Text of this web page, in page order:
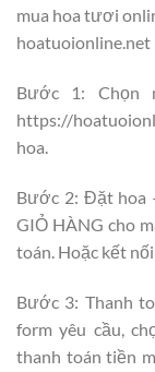
mua hoa tươi
hoatuoionline.net
Bước 1: Chọn
https://
hoa.
Bước 2: Đặt hoa
GIỎ HÀNG cho
toán. Hoặc kết
Bước 3: Thanh
form yêu cầu,
thanh toán tiền